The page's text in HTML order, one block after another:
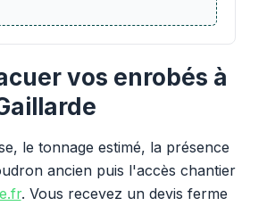
vos enrobés à
le tonnage estimé, la présence
ancien puis l'accès chantier
. Vous recevez un devis ferme